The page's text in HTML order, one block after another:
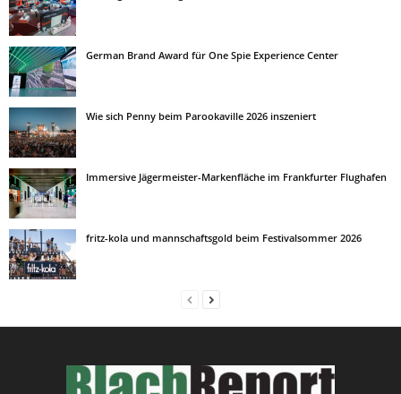
German Brand Award für One Spie Experience Center
Wie sich Penny beim Parookaville 2026 inszeniert
Immersive Jägermeister-Markenfläche im Frankfurter Flughafen
fritz-kola und mannschaftsgold beim Festivalsommer 2026